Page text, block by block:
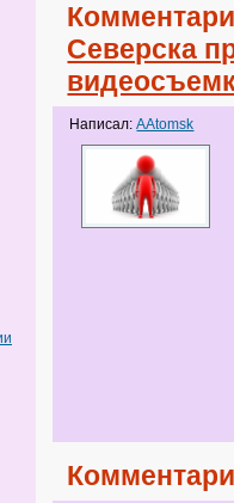
Северска
Написал:AAtomsk